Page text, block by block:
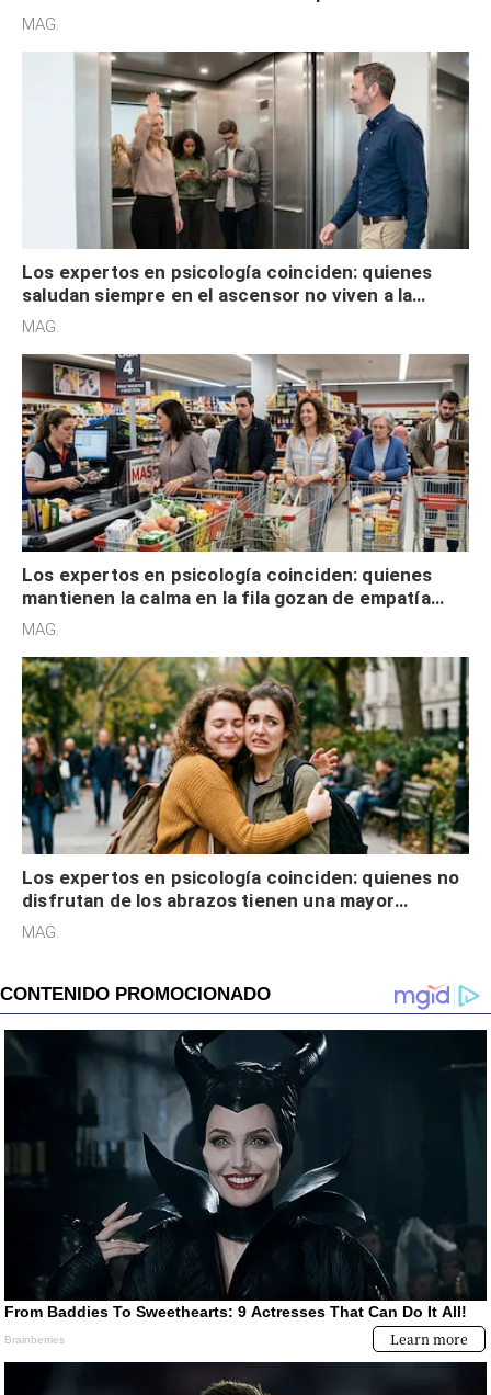
acelerado y no lo hacen por desinterés
MAG.
Los expertos en psicología coinciden: quienes
saludan siempre en el ascensor no viven a la
defensiva y tienen apertura social
MAG.
Los expertos en psicología coinciden: quienes
mantienen la calma en la fila gozan de empatía
cognitiva, gratitud y no solo tienen autocontrol
MAG.
Los expertos en psicología coinciden: quienes no
disfrutan de los abrazos tienen una mayor
sensibilidad a los estímulos físicos y no es por
MAG.